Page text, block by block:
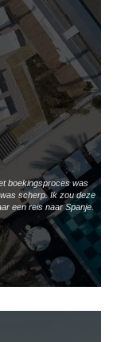
boekingsproces was
scherp. Ik zou deze
een reis naar Spanje.